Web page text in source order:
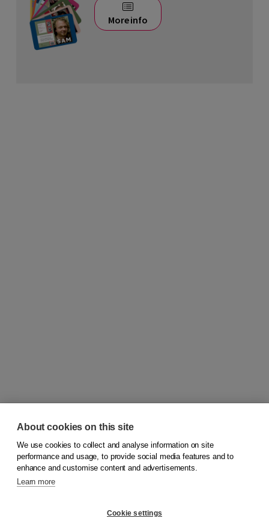
More info
© 2026Koninklijke Boom uitgevers
About cookies on this site
We use cookies to collect and analyse information on site
performance and usage, to provide social media features and to
enhance and customise content and advertisements.
Learn more
Cookie settings